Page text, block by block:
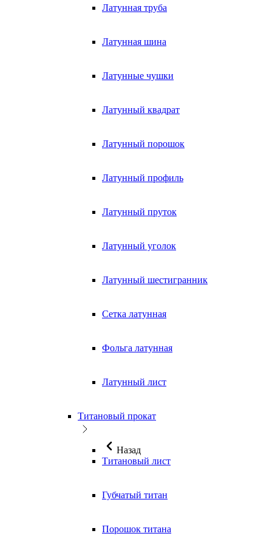
Латунная труба
Латунная шина
Латунные чушки
Латунный квадрат
Латунный порошок
Латунный профиль
Латунный пруток
Латунный уголок
Латунный шестигранник
Сетка латунная
Фольга латунная
Латунный лист
Титановый прокат
Назад
Титановый лист
Губчатый титан
Порошок титана